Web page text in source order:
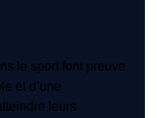
le sport font preuve
et d’une
leurs